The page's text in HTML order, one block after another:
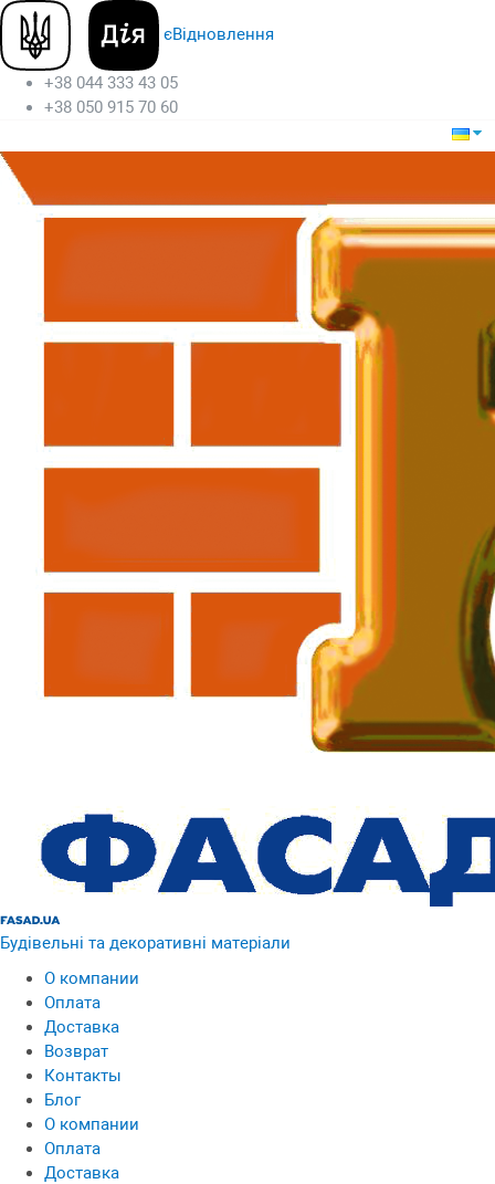
єВідновлення
+38 044 333 43 05
+38 050 915 70 60
Будівельні та декоративні матеріали
О компании
Оплата
Доставка
Возврат
Контакты
Блог
О компании
Оплата
Доставка